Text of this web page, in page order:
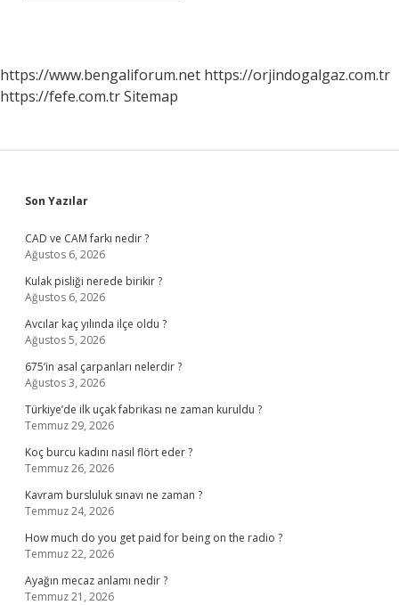
https://www.bengaliforum.net https://orjindogalgaz.com.tr
https://fefe.com.trSitemap
Sidebar
Son Yazılar
CAD ve CAM farkı nedir ?
Ağustos 6, 2026
Kulak pisliği nerede birikir ?
Ağustos 6, 2026
Avcılar kaç yılında ilçe oldu ?
Ağustos 5, 2026
675’in asal çarpanları nelerdir ?
Ağustos 3, 2026
Türkiye’de ilk uçak fabrikası ne zaman kuruldu ?
Temmuz 29, 2026
Koç burcu kadını nasıl flört eder ?
Temmuz 26, 2026
Kavram bursluluk sınavı ne zaman ?
Temmuz 24, 2026
How much do you get paid for being on the radio ?
Temmuz 22, 2026
Ayağın mecaz anlamı nedir ?
Temmuz 21, 2026